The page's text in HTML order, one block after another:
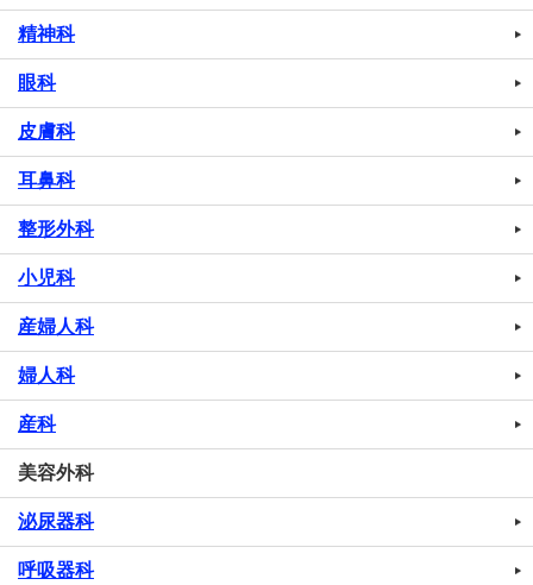
精神科
眼科
皮膚科
耳鼻科
整形外科
小児科
産婦人科
婦人科
産科
美容外科
泌尿器科
呼吸器科